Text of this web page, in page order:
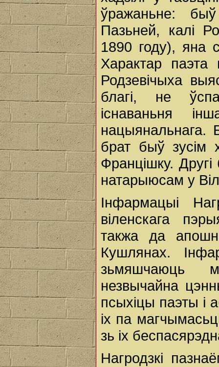
ўражаньне:
Пазьней, калі
1890 году), яна
Характар
Родзевічыха
благі, не
існаваньня
нацыянальнага.
брат быў зусім
Францішку.
натарыюсам у
Інфармацыі
віленскага
такжа да
Кушлянах.
зьмяшчаюць
незвычайна
псыхіцы паэты і
іх па
зь іх
Нагродзкі